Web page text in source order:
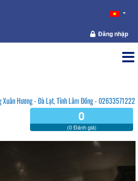
Đăng nhập
Xuân Hương - Đà Lạt, Tỉnh Lâm Đồng - 02633571222
0
(0 Đánh giá)